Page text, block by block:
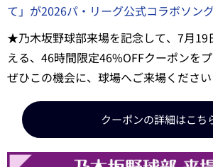
て」が2026パ・リーグ公式コラボソン
★乃木坂野球部来場を記念して、7月19
える、46時間限定46%OFFクーポンを
ぜひこの機会に、球場へご来場ください
クーポンの詳細はこち